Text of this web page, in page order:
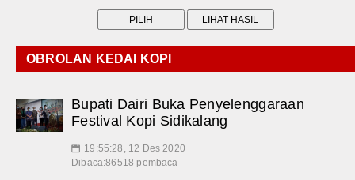
OBROLAN KEDAI KOPI
Bupati Dairi Buka Penyelenggaraan
Festival Kopi Sidikalang
📅 19:55:28, 12 Des 2020
Dibaca:86518 pembaca